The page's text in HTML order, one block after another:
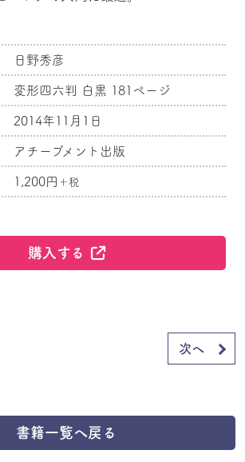
日野秀彦
変形四六判 白黒 181ページ
2014年11月1日
アチーブメント出版
1,200円 ＋税
購入する
次へ
書籍一覧へ戻る